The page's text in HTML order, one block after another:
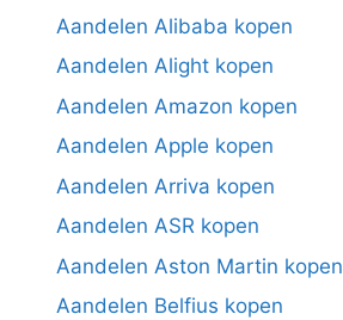
Aandelen Alibaba kopen
Aandelen Alight kopen
Aandelen Amazon kopen
Aandelen Apple kopen
Aandelen Arriva kopen
Aandelen ASR kopen
Aandelen Aston Martin kopen
Aandelen Belfius kopen